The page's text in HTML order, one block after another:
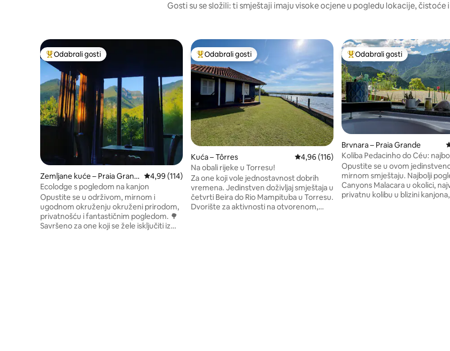
Gosti su se složili: ti smještaji imaju visoke ocjene u pogledu lokacije, čistoće
Među najviše rangiranima s oznakom „Odabrali gosti”
Odabrali gosti
Zemljane kuće – Praia Grand
e
Prosječna ocjena: 4,99/5, recenzija: 114
4,99 (114)
Ecolodge s pogledom na kanjon
Opustite se u održivom, mirnom i
ugodnom okruženju okruženi prirodom,
privatnošću i fantastičnim pogledom. 🌳
Savršeno za one koji se žele isključiti iz
Među najviše rangiranima s oznakom „Odabrali gosti”
Odabrali gosti
Kuća – Tôrres Prosječna ocjena: 4,96/5, recenzija: 116
4,96 (116)
Na obali rijeke u Torresu!
Za one koji vole jednostavnost dobrih
vremena. Jedinstven doživljaj smještaja u
četvrti Beira do Rio Mampituba u Torresu.
Dvorište za aktivnosti na otvorenom,
Među najviše rangiranima s
Odabrali gosti
Brvnara – Praia Grande
Koliba Pedacinho do Céu:
na kanjone
Opustite se u ovom
mirnom smještaju. Najbolji
Canyons Malacara u okolici,
privatnu kolibu u blizini